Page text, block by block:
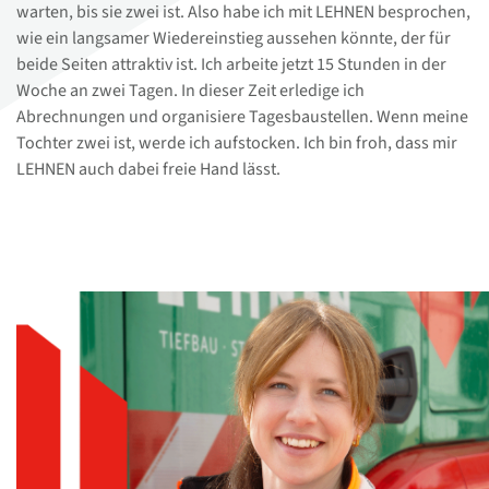
warten, bis sie zwei ist. Also habe ich mit LEHNEN besprochen,
wie ein langsamer Wiedereinstieg aussehen könnte, der für
beide Seiten attraktiv ist. Ich arbeite jetzt 15 Stunden in der
Woche an zwei Tagen. In dieser Zeit erledige ich
Abrechnungen und organisiere Tagesbaustellen. Wenn meine
Tochter zwei ist, werde ich aufstocken. Ich bin froh, dass mir
LEHNEN auch dabei freie Hand lässt.